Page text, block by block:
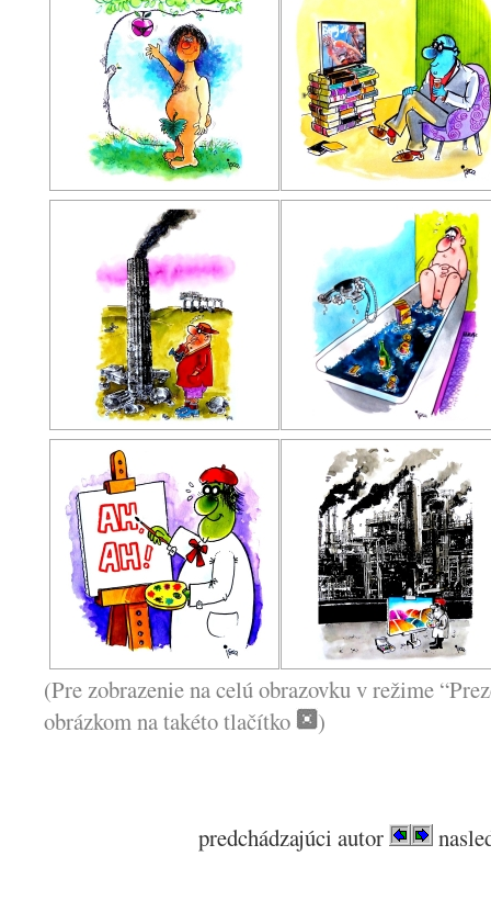
(Pre zobrazenie na celú obrazovku v režime
obrázkom na takéto tlačítko
)
predchádzajúci autor